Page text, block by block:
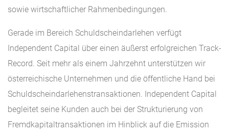
sowie wirtschaftlicher Rahmenbedingungen.
Gerade im Bereich Schuldscheindarlehen verfügt
Independent Capital über einen äußerst erfolgreichen Track-
Record. Seit mehr als einem Jahrzehnt unterstützen wir
österreichische Unternehmen und die öffentliche Hand bei
Schuldscheindarlehenstransaktionen. Independent Capital
begleitet seine Kunden auch bei der Strukturierung von
Fremdkapitaltransaktionen im Hinblick auf die Emission